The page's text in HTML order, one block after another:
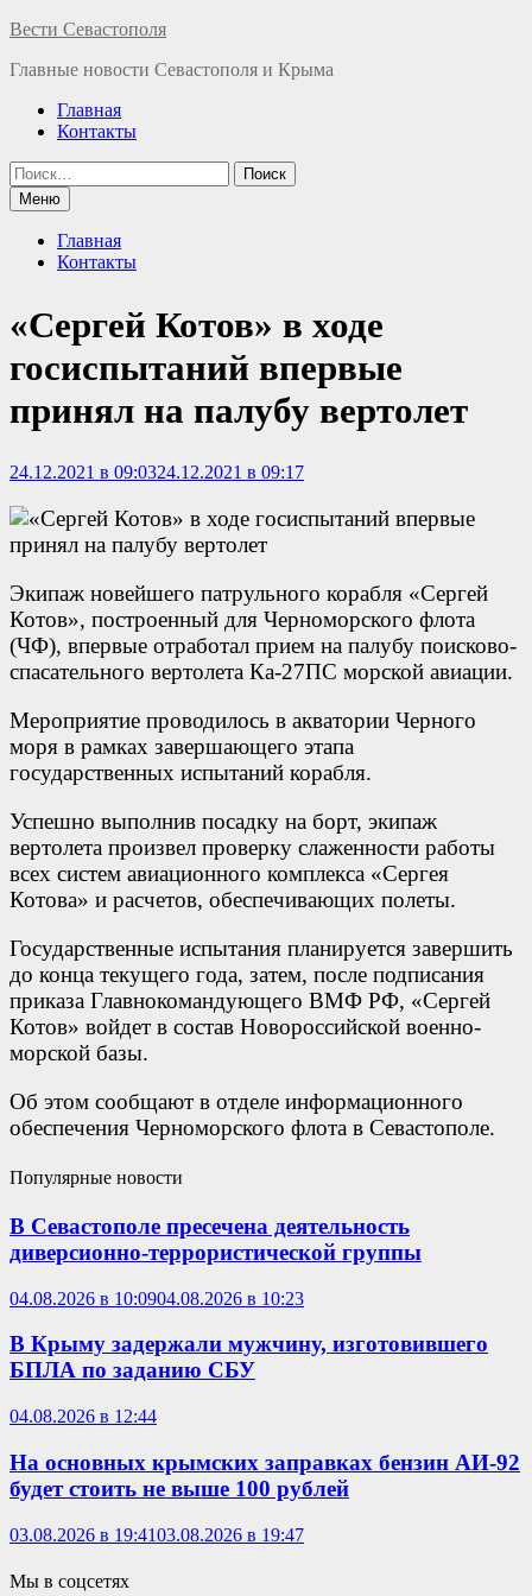
Перейти
содержимому
Вести Севастополя
Главные новости Севастополя и Крыма
Главная
Контакты
Найти:
Меню
Главная
Контакты
«Сергей Котов» в ходе
госиспытаний впервые
принял на палубу вертолет
24.12.2021 в 09:0324.12.2021 в 09:17
Экипаж новейшего патрульного корабля «Сергей
Котов», построенный для Черноморского флота
(ЧФ), впервые отработал прием на палубу поисково-
спасательного вертолета Ка-27ПС морской авиации.
Мероприятие проводилось в акватории Черного
моря в рамках завершающего этапа
государственных испытаний корабля.
Успешно выполнив посадку на борт, экипаж
вертолета произвел проверку слаженности работы
всех систем авиационного комплекса «Сергея
Котова» и расчетов, обеспечивающих полеты.
Государственные испытания планируется завершить
до конца текущего года, затем, после подписания
приказа Главнокомандующего ВМФ РФ, «Сергей
Котов» войдет в состав Новороссийской военно-
морской базы.
Об этом сообщают в отделе информационного
обеспечения Черноморского флота в Севастополе.
Популярные новости
В Севастополе пресечена деятельность
диверсионно-террористической группы
04.08.2026 в 10:0904.08.2026 в 10:23
В Крыму задержали мужчину, изготовившего
БПЛА по заданию СБУ
04.08.2026 в 12:44
На основных крымских заправках бензин АИ-92
будет стоить не выше 100 рублей
03.08.2026 в 19:4103.08.2026 в 19:47
Мы в соцсетях